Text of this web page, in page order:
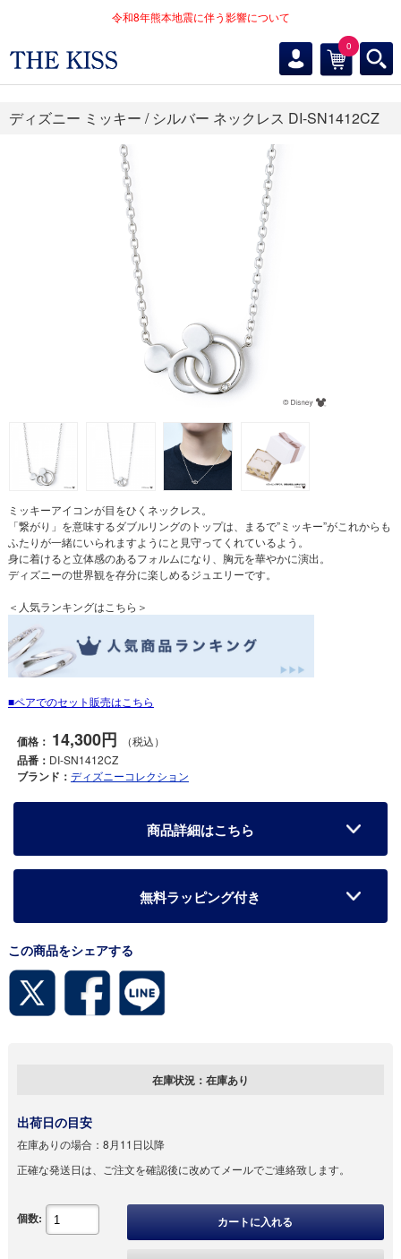
令和8年熊本地震に伴う影響について
0
ディズニー ミッキー / シルバー ネックレス DI-SN1412CZ
ミッキーアイコンが目をひくネックレス。
「繋がり」を意味するダブルリングのトップは、まるで”ミッキー”がこれからも
ふたりが一緒にいられますようにと見守ってくれているよう。
身に着けると立体感のあるフォルムになり、胸元を華やかに演出。
ディズニーの世界観を存分に楽しめるジュエリーです。
＜人気ランキングはこちら＞
ペアでのセット販売はこちら
価格： 14,300円 （税込）
品番： DI-SN1412CZ
ブランド： ディズニーコレクション
商品詳細はこちら
無料ラッピング付き
この商品をシェアする
在庫状況： 在庫あり
出荷日の目安
在庫ありの場合： 8月11日以降
正確な発送日は、ご注文を確認後に改めてメールでご連絡致します。
個数: カートに入れる